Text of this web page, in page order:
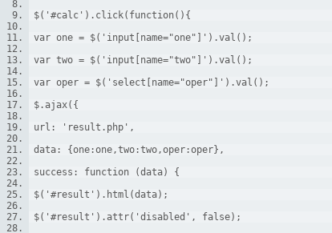
$('#calc').click(function(){
var one = $('input[name="one"]').val();
var two = $('input[name="two"]').val();
var oper = $('select[name="oper"]').val();
$.ajax({
url: 'result.php',
data: {one:one,two:two,oper:oper},
success: function (data) {
$('#result').html(data);
$('#result').attr('disabled', false);